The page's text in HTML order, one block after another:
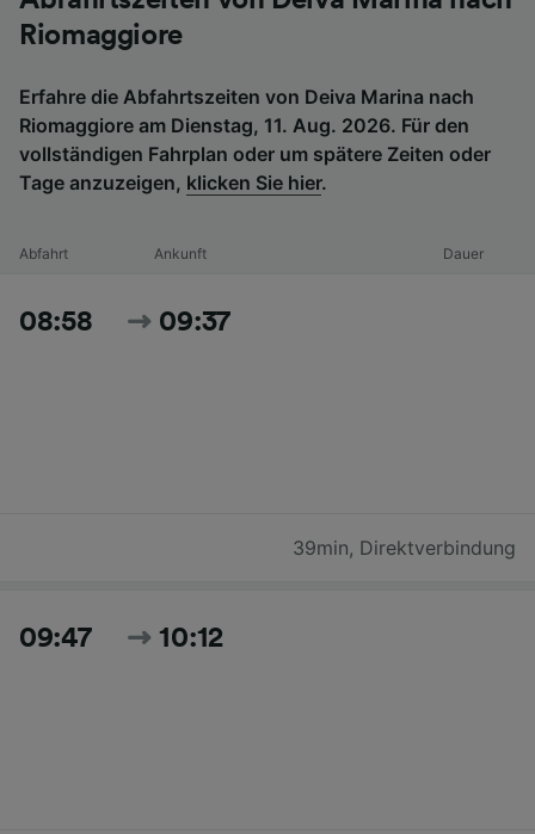
Riomaggiore
Erfahre die Abfahrtszeiten von Deiva Marina nach
Riomaggiore am Dienstag, 11. Aug. 2026. Für den
vollständigen Fahrplan oder um spätere Zeiten oder
Tage anzuzeigen, klicken Sie hier.
Abfahrt Ankunft Dauer
08:58 09:37
39min, Direktverbindung
09:47 10:12